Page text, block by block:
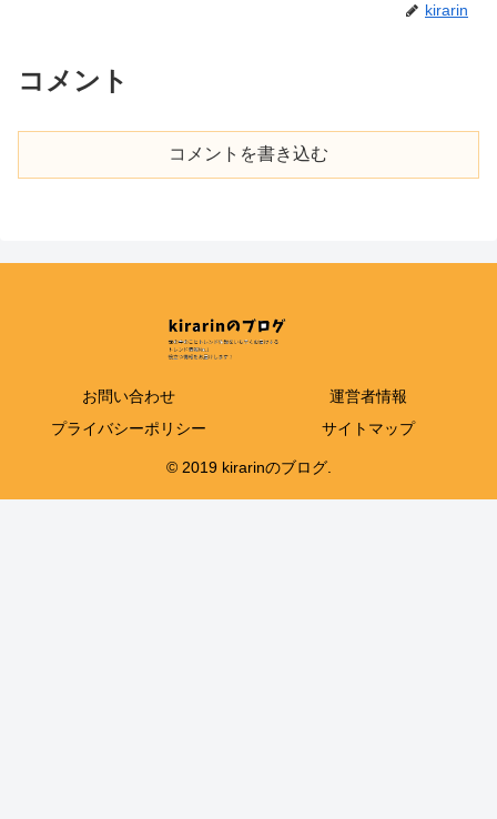
kirarin
コメント
コメントを書き込む
お問い合わせ
運営者情報
プライバシーポリシー
サイトマップ
© 2019 kirarinのブログ.